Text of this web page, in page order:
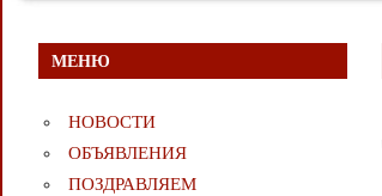
МЕНЮ
НОВОСТИ
ОБЪЯВЛЕНИЯ
ПОЗДРАВЛЯЕМ